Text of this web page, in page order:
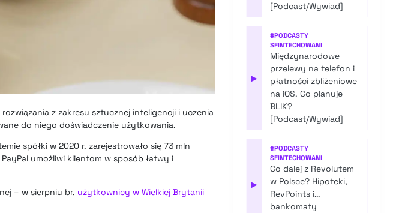
z zakresu sztucznej inteligencji i uczenia
do niego doświadczenie użytkowania.
spółki w 2020 r. zarejestrowało się 73 mln
umożliwi klientom w sposób łatwy i
– w sierpniu br. użytkownicy w Wielkiej Brytanii
[Podcast/Wywiad]
▶
#PODCASTY
SFINTECHOWANI
Międzynarodowe
przelewy na telefon i
płatności zbliżeniowe
na iOS. Co planuje
BLIK?
[Podcast/Wywiad]
▶
#PODCASTY
SFINTECHOWANI
Co dalej z Revolutem
w Polsce? Hipoteki,
RevPoints i…
bankomaty